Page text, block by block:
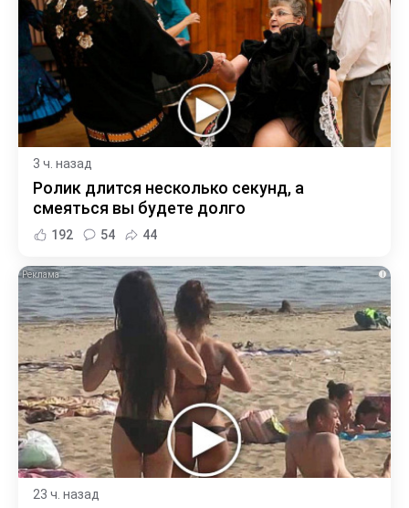
3 ч. назад
Ролик длится несколько секунд, а
смеяться вы будете долго
192 54 44
i
23 ч. назад